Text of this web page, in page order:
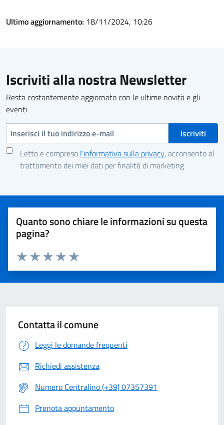
Ultimo aggiornamento: 18/11/2024, 10:26
Iscriviti alla nostra Newsletter
Resta costantemente aggiornato con le ultime novità e gli
eventi
Indirizzo e-mail
Letto e compreso l'informativa sulla privacy, acconsento al
trattamento dei miei dati per finalità di marketing
Quanto sono chiare le informazioni su questa
pagina?
Valuta 5 stelle su 5
Valuta 4 stelle su 5
Valuta 3 stelle su 5
Valuta 2 stelle su 5
Valuta 1 stelle su 5
Contatta il comune
Leggi le domande frequenti
Richiedi assistenza
Numero Centralino (+39) 07357391
Prenota appuntamento